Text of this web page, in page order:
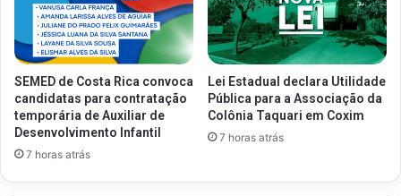
SEMED de Costa Rica convoca
candidatas para contratação
temporária de Auxiliar de
Desenvolvimento Infantil
7 horas atrás
Lei Estadual declara Utilidade
Pública para a Associação da
Colônia Taquari em Coxim
7 horas atrás